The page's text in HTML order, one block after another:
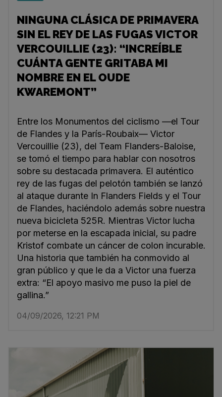
NINGUNA CLÁSICA DE PRIMAVERA
SIN EL REY DE LAS FUGAS VICTOR
VERCOUILLIE (23): “INCREÍBLE
CUÁNTA GENTE GRITABA MI
NOMBRE EN EL OUDE
KWAREMONT”
Entre los Monumentos del ciclismo —el Tour
de Flandes y la París-Roubaix— Victor
Vercouillie (23), del Team Flanders-Baloise,
se tomó el tiempo para hablar con nosotros
sobre su destacada primavera. El auténtico
rey de las fugas del pelotón también se lanzó
al ataque durante In Flanders Fields y el Tour
de Flandes, haciéndolo además sobre nuestra
nueva bicicleta 525R. Mientras Victor lucha
por meterse en la escapada inicial, su padre
Kristof combate un cáncer de colon incurable.
Una historia que también ha conmovido al
gran público y que le da a Victor una fuerza
extra: “El apoyo masivo me puso la piel de
gallina.”
04/09/2026, 12:21 PM